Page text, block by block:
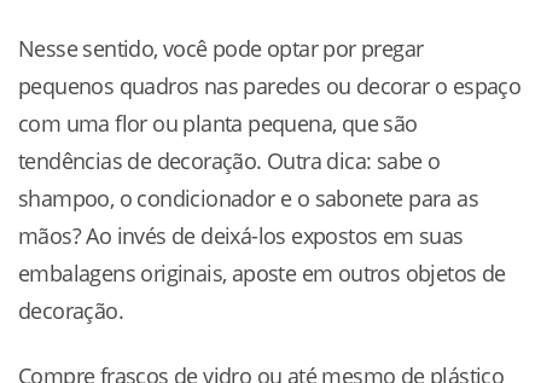
Nesse sentido, você pode optar por pregar
pequenos quadros nas paredes ou decorar o espaço
com uma flor ou planta pequena, que são
tendências de decoração. Outra dica: sabe o
shampoo, o condicionador e o sabonete para as
mãos? Ao invés de deixá-los expostos em suas
embalagens originais, aposte em outros objetos de
decoração.
Compre frascos de vidro ou até mesmo de plástico